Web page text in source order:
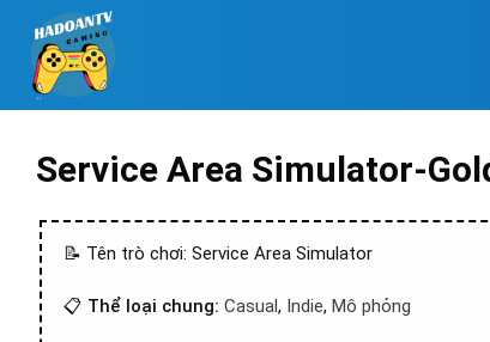
Service Area Simulator-
📝 Tên trò chơi: Service Area Simulator
📋 Thể loại chung: Casual, Indie, Mô phỏng